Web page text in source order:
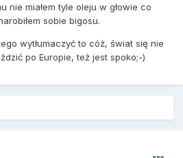
nie miałem tyle oleju w głowie co
sobie bigosu.
wytłumaczyć to cóż, świat się nie
po Europie, też jest spoko;-)